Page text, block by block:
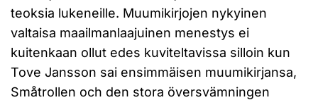
teoksia lukeneille. Muumikirjojen nykyinen
valtaisa maailmanlaajuinen menestys ei
kuitenkaan ollut edes kuviteltavissa silloin kun
Tove Jansson sai ensimmäisen muumikirjansa,
Småtrollen och den stora översvämningen